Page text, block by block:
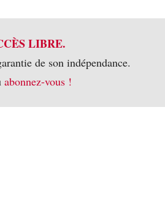
LIBRE.
de son indépendance.
abonnez-vous !